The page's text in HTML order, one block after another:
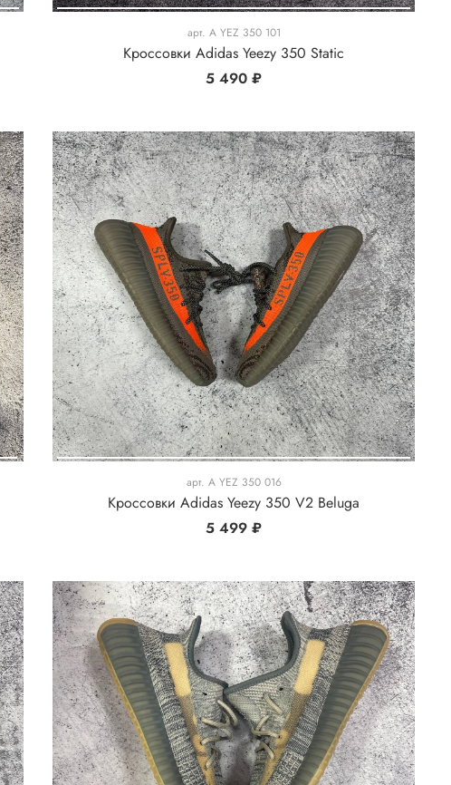
арт. A YEZ 350 101
Кроссовки Adidas Yeezy 350 Static
5 490 ₽
арт. A YEZ 350 016
Кроссовки Adidas Yeezy 350 V2 Beluga
5 499 ₽